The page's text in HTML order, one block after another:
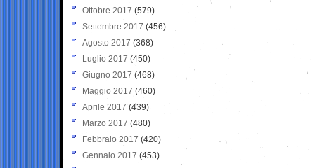
Ottobre 2017 (579)
Settembre 2017 (456)
Agosto 2017 (368)
Luglio 2017 (450)
Giugno 2017 (468)
Maggio 2017 (460)
Aprile 2017 (439)
Marzo 2017 (480)
Febbraio 2017 (420)
Gennaio 2017 (453)